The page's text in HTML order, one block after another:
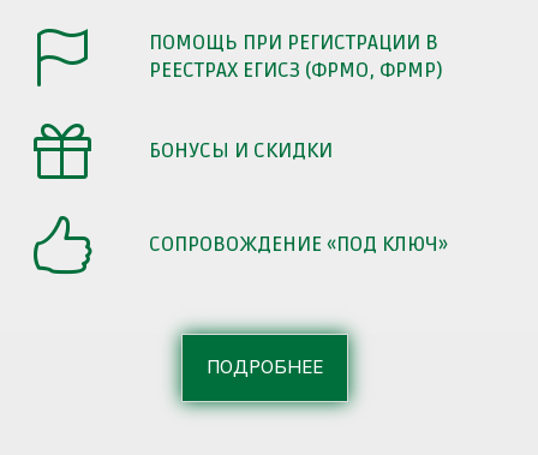
ПОМОЩЬ ПРИ РЕГИСТРАЦИИ В
РЕЕСТРАХ ЕГИСЗ (ФРМО, ФРМР)
БОНУСЫ И СКИДКИ
СОПРОВОЖДЕНИЕ «ПОД КЛЮЧ»
ПОДРОБНЕЕ